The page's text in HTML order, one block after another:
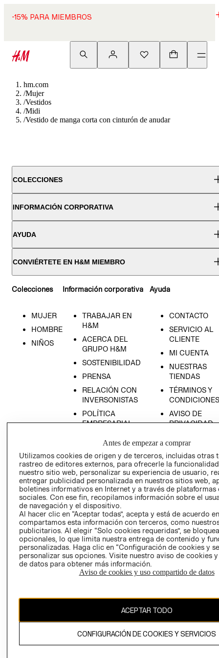
-15% PARA MIEMBROS
hm.com
/Mujer
/Vestidos
/Midi
/Vestido de manga corta con cinturón de anudar
COLECCIONES
INFORMACIÓN CORPORATIVA
AYUDA
CONVIÉRTETE EN H&M MIEMBRO
Colecciones
MUJER
HOMBRE
NIÑOS
Información corporativa
TRABAJAR EN
H&M
ACERCA DEL
GRUPO H&M
SOSTENIBILIDAD
PRENSA
RELACIÓN CON
INVERSONISTAS
POLÍTICA
EMPRESARIAL
Ayuda
CONTACTO
SERVICIO AL
CLIENTE
MI CUENTA
NUESTRAS
TIENDAS
TÉRMINOS Y
CONDICIONES
AVISO DE
PRIVACIDAD
COOKIES
LIBRO DE
Ecuador ($)
CAMBIAR REGIÓN
El contenido de esta página web está protegido por copyright y es
propiedad de H&M Hennes & Mauritz AB.
Antes de empezar a comprar
Utilizamos cookies de origen y de terceros, incluidas otras
rastreo de editores externos, para ofrecerle la
nuestro sitio web, personalizar su experiencia de usuario,
entregar publicidad personalizada en nuestros sitios web,
boletines informativos en Internet y a través de plataformas
sociales. Con ese fin, recopilamos información sobre el
de navegación y el dispositivo.
Al hacer clic en “Aceptar todas”, acepta y está de acuerdo
compartamos esta información con terceros, como
publicitarios. Al elegir “Solo cookies requeridas”, se
opcionales, lo que limita nuestra entrega de contenido y
personalizadas. Haga clic en “Configuración de cookies y
personalizar sus opciones. Visite nuestro aviso de cookies
de datos para obtener más información.
Aviso de cookies y uso compartido de datos
ACEPTAR TODO
CONFIGURACIÓN DE COOKIES Y SERVICIOS